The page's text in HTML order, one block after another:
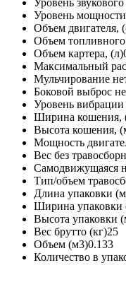
Уровень
Уровень
Объем двигателя,
Объем
Объем картера,
Максимальный
Мульчирование
Боковой выброс
Уровень вибрации
Ширина кошения,
Высота кошения,
Мощность
Вес без
Самодвижущаяся
Тип/объем
Длина упаковки
Ширина упаковки
Высота упаковки
Вес брутто (кг)25
Объем (м3)0.133
Количество в